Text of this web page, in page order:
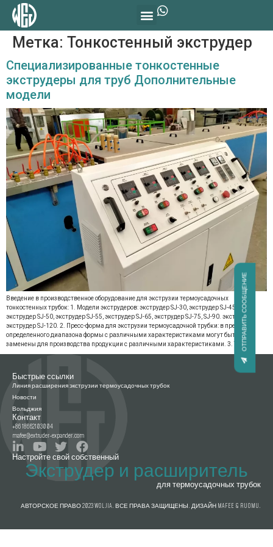
Метка: Тонкостенный экструдер
Специализированные тонкостенные
экструдеры для труб Дополнительные
модели
Введение в производственное оборудование для экструзии термоусадочных
тонкостенных трубок: 1. Модели экструдеров: экструдер SJ-30, экструдер SJ-45,
экструдер SJ-50, экструдер SJ-55, экструдер SJ-65, экструдер SJ-75, SJ-90. экструдер,
экструдер SJ-120. 2. Пресс-форма для экструзии термоусадочной трубки: в пределах
определенного диапазона формы с различными характеристиками могут быть
заменены для производства продукции с различными характеристиками. 3. Там […]
Быстрые ссылки
Линия расширения экструзии термоусадочных трубок
Новости
Вольджия
Контакт
+86 18662103004
mafee@extruder-expander.com
Настройте свой собственный
Экструдер и расширитель
для термоусадочных трубок
ОТПРАВИТЬ СООБЩЕНИЕ
АВТОРСКОЕ ПРАВО 2023 WOLJIA. ВСЕ ПРАВА ЗАЩИЩЕНЫ. ДИЗАЙН MAFEE & RUOMU.